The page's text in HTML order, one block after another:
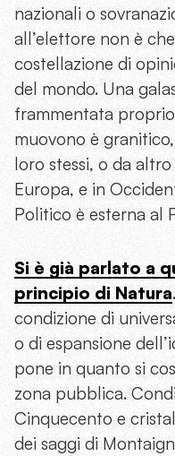
nazionali o
all’elettore non è
costellazione di
del mondo. Una
frammentata
muovono è
loro stessi, o da
Europa, e in
Politico è esterna al
Si è già parlato a
principio di Natura
condizione di
o di espansione
pone in quanto si
zona pubblica.
Cinquecento e
dei saggi di